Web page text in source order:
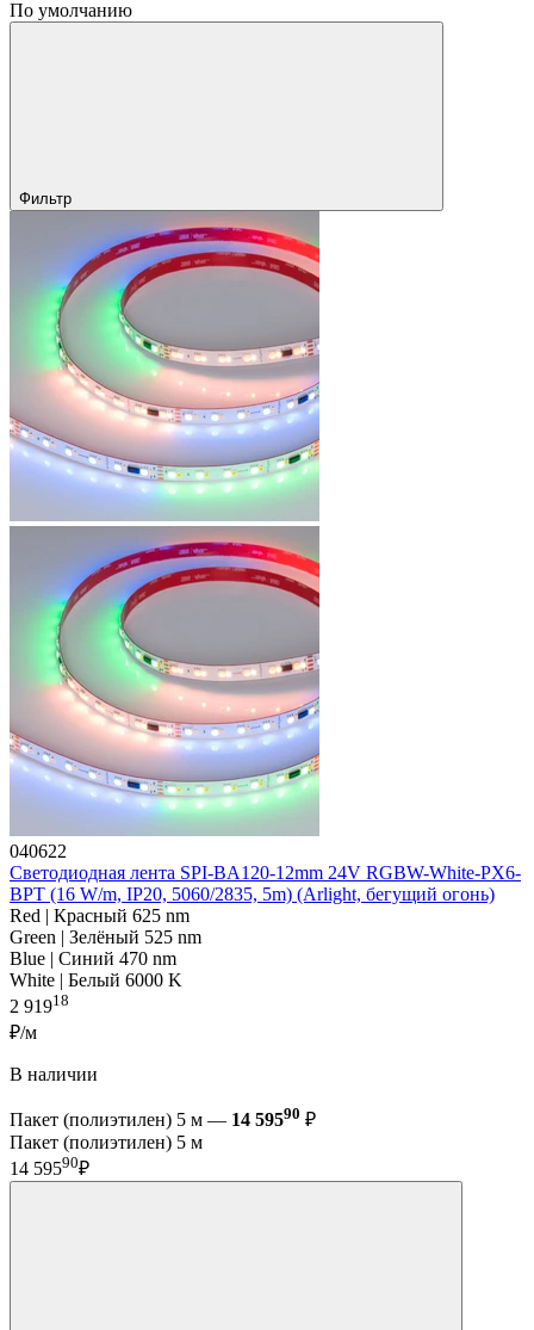
По умолчанию
Фильтр
040622
Светодиодная лента SPI-BA120-12mm 24V RGBW-White-PX6-
BPT (16 W/m, IP20, 5060/2835, 5m) (Arlight, бегущий огонь)
Red | Красный 625 nm
Green | Зелёный 525 nm
Blue | Синий 470 nm
White | Белый 6000 K
2 91918
₽/м
В наличии
Пакет (полиэтилен) 5 м — 14 59590 ₽
Пакет (полиэтилен) 5 м
14 59590₽